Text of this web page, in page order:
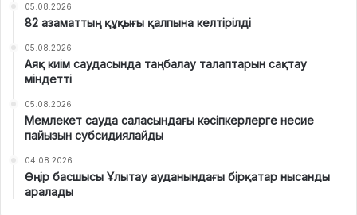
05.08.2026
82 азаматтың құқығы қалпына келтірілді
05.08.2026
Аяқ киім саудасында таңбалау талаптарын сақтау
міндетті
05.08.2026
Мемлекет сауда саласындағы кәсіпкерлерге несие
пайызын субсидиялайды
04.08.2026
Өңір басшысы Ұлытау ауданындағы бірқатар нысанды
аралады